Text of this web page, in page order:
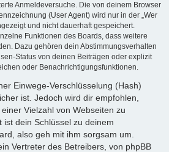
Anmeldeversuche. Die von deinem Browser
(User Agent) wird nur in der „Wer
und nicht dauerhaft gespeichert.
Funktionen des Boards, dass weitere
Dazu gehören dein Abstimmungsverhalten
Status von deinen Beiträgen oder explizit
oder Benachrichtigungsfunktionen.
Einwege-Verschlüsselung (Hash)
ist. Jedoch wird dir empfohlen,
Vielzahl von Webseiten zu
dein Schlüssel zu deinem
also geh mit ihm sorgsam um.
Vertreter des Betreibers, von phpBB